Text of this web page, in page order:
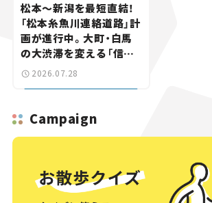
松本～新潟を最短直結！
「松本糸魚川連絡道路」計
画が進行中。大町・白馬
の大渋滞を変える「信号
ゼロ」バイパスも事業化
2026.07.28
Campaign